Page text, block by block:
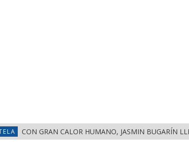
CON GRAN CALOR HUMANO, JASMIN BUGARÍN LLEVA A LAS VARAS,